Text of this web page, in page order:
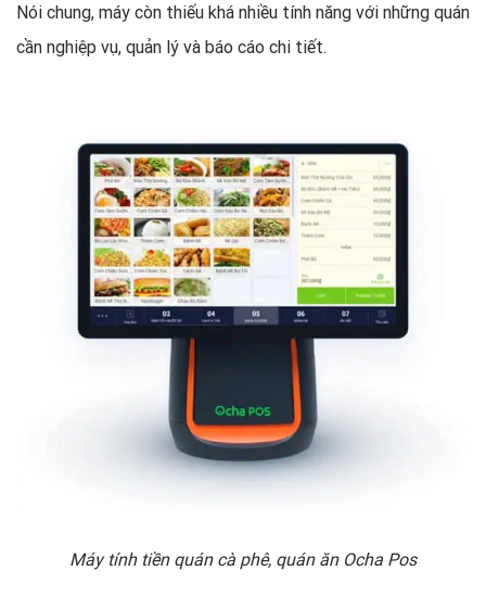
Nói chung, máy còn thiếu khá nhiều tính năng với những quán
cần nghiệp vụ, quản lý và báo cáo chi tiết.
Máy tính tiền quán cà phê, quán ăn Ocha Pos